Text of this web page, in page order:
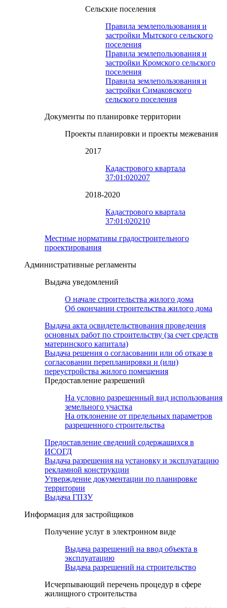
Сельские поселения
Правила землепользования и
застройки Мытского сельского
поселения
Правила землепользования и
застройки Кромского сельского
поселения
Правила землепользования и
застройки Симаковского
сельского поселения
Документы по планировке территории
Проекты планировки и проекты межевания
2017
Кадастрового квартала
37:01:020207
2018-2020
Кадастрового квартала
37:01:020210
Местные нормативы градостроительного
проектирования
Административные регламенты
Выдача уведомлений
О начале строительства жилого дома
Об окончании строительства жилого дома
Выдача акта освидетельствования проведения
основных работ по строительству (за счет средств
материнского капитала)
Выдача решения о согласовании или об отказе в
согласовании перепланировки и (или)
переустройства жилого помещения
Предоставление разрешений
На условно разрешенный вид использования
земельного участка
На отклонение от предельных параметров
разрешенного строительства
Предоставление сведений содержащихся в
ИСОГД
Выдача разрешения на установку и эксплуатацию
рекламной конструкции
Утверждение документации по планировке
территории
Выдача ГПЗУ
Информация для застройщиков
Получение услуг в электронном виде
Выдача разрешений на ввод объекта в
эксплуатацию
Выдача разрешений на строительство
Исчерпывающий перечень процедур в сфере
жилищного строительства